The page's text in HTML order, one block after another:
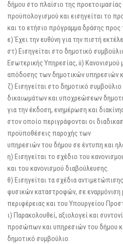
δήμου στο πλαίσιο της προετοιμασίας
προϋπολογισμού και εισηγείται το
και το ετήσιο πρόγραμμα δράσης προς
ε) Έχει την ευθύνη για την πιστή
στ) Εισηγείται στο δημοτικό
Εσωτερικής Υπηρεσίας, ii) Κανονισμού
απόδοσης των δημοτικών υπηρεσιών
ζ) Εισηγείται στο δημοτικό
δικαιωμάτων και υποχρεώσεων
για την έκδοση, ενημέρωση και
στον οποίο περιγράφονται οι
προϋποθέσεις παροχής των
υπηρεσιών του δήμου σε έντυπη και
η) Εισηγείται το σχέδιο του
και του κανονισμού διαβούλευσης.
θ) Εισηγείται τα σχέδια
φυσικών καταστροφών, σε εναρμόνιση
περιφέρειας και του Υπουργείου
ι) Παρακολουθεί, αξιολογεί και
προσώπων και υπηρεσιών του δήμου
δημοτικό συμβούλιο.